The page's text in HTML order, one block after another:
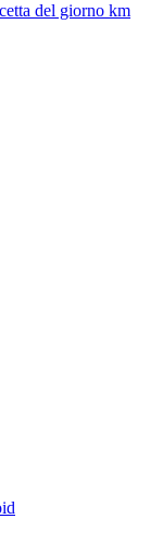
del giorno km